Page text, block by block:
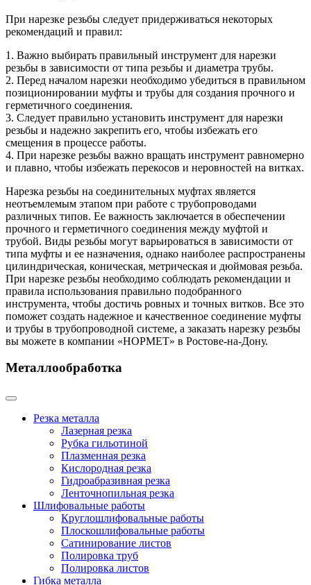
При нарезке резьбы следует придерживаться некоторых
рекомендаций и правил:
1. Важно выбирать правильный инструмент для нарезки
резьбы в зависимости от типа резьбы и диаметра трубы.
2. Перед началом нарезки необходимо убедиться в правильном
позиционировании муфты и трубы для создания прочного и
герметичного соединения.
3. Следует правильно установить инструмент для нарезки
резьбы и надежно закрепить его, чтобы избежать его
смещения в процессе работы.
4. При нарезке резьбы важно вращать инструмент равномерно
и плавно, чтобы избежать перекосов и неровностей на витках.
Нарезка резьбы на соединительных муфтах является
неотъемлемым этапом при работе с трубопроводами
различных типов. Ее важность заключается в обеспечении
прочного и герметичного соединения между муфтой и
трубой. Виды резьбы могут варьироваться в зависимости от
типа муфты и ее назначения, однако наиболее распространены
цилиндрическая, коническая, метрическая и дюймовая резьба.
При нарезке резьбы необходимо соблюдать рекомендации и
правила использования правильно подобранного
инструмента, чтобы достичь ровных и точных витков. Все это
поможет создать надежное и качественное соединение муфты
и трубы в трубопроводной системе, а заказать нарезку резьбы
вы можете в компании «НОРМЕТ» в Ростове-на-Дону.
Металлообработка
Резка металла
Лазерная резка
Рубка гильотиной
Плазменная резка
Кислородная резка
Гидроабразивная резка
Ленточнопильная резка
Шлифовальные работы
Круглошлифовальные работы
Плоскошлифовальные работы
Сатинирование листов
Полировка труб
Полировка листов
Гибка металла